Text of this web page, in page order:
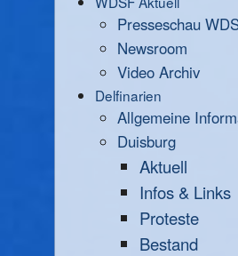
Presseschau
Newsroom
Video Archiv
Delfinarien
Allgemeine
Duisburg
Aktuell
Infos & Links
Proteste
Bestand